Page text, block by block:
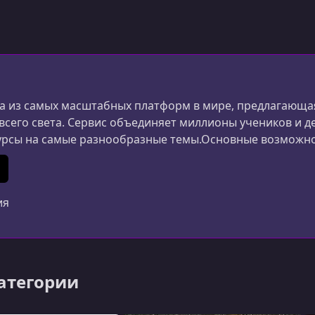
из самых масштабных платформ в мире,
света. Сервис объединяет миллионы учеников и
на самые разнообразные темы.Основные
и дизайна до маркетинга, психологии и личной
создаются специалистами из разных